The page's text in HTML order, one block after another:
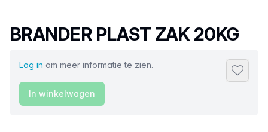
Productnaam
BRANDER PLAST ZAK 20KG
Log in om meer informatie te zien.
In winkelwagen